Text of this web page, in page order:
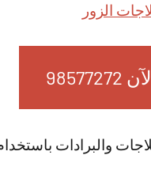
الزور
والبرادات